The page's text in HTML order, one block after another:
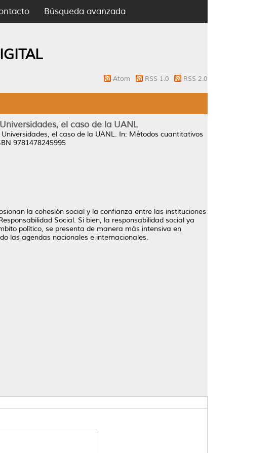
Búsqueda avanzada
Atom RSS 1.0 RSS 2.0
el caso de la UANL
el caso de la UANL. In: Métodos cuantitativos
9781478245995
la cohesión social y la confianza entre las instituciones
Social. Si bien, la responsabilidad social ya
político, se presenta de manera más intensiva en
las agendas nacionales e internacionales.